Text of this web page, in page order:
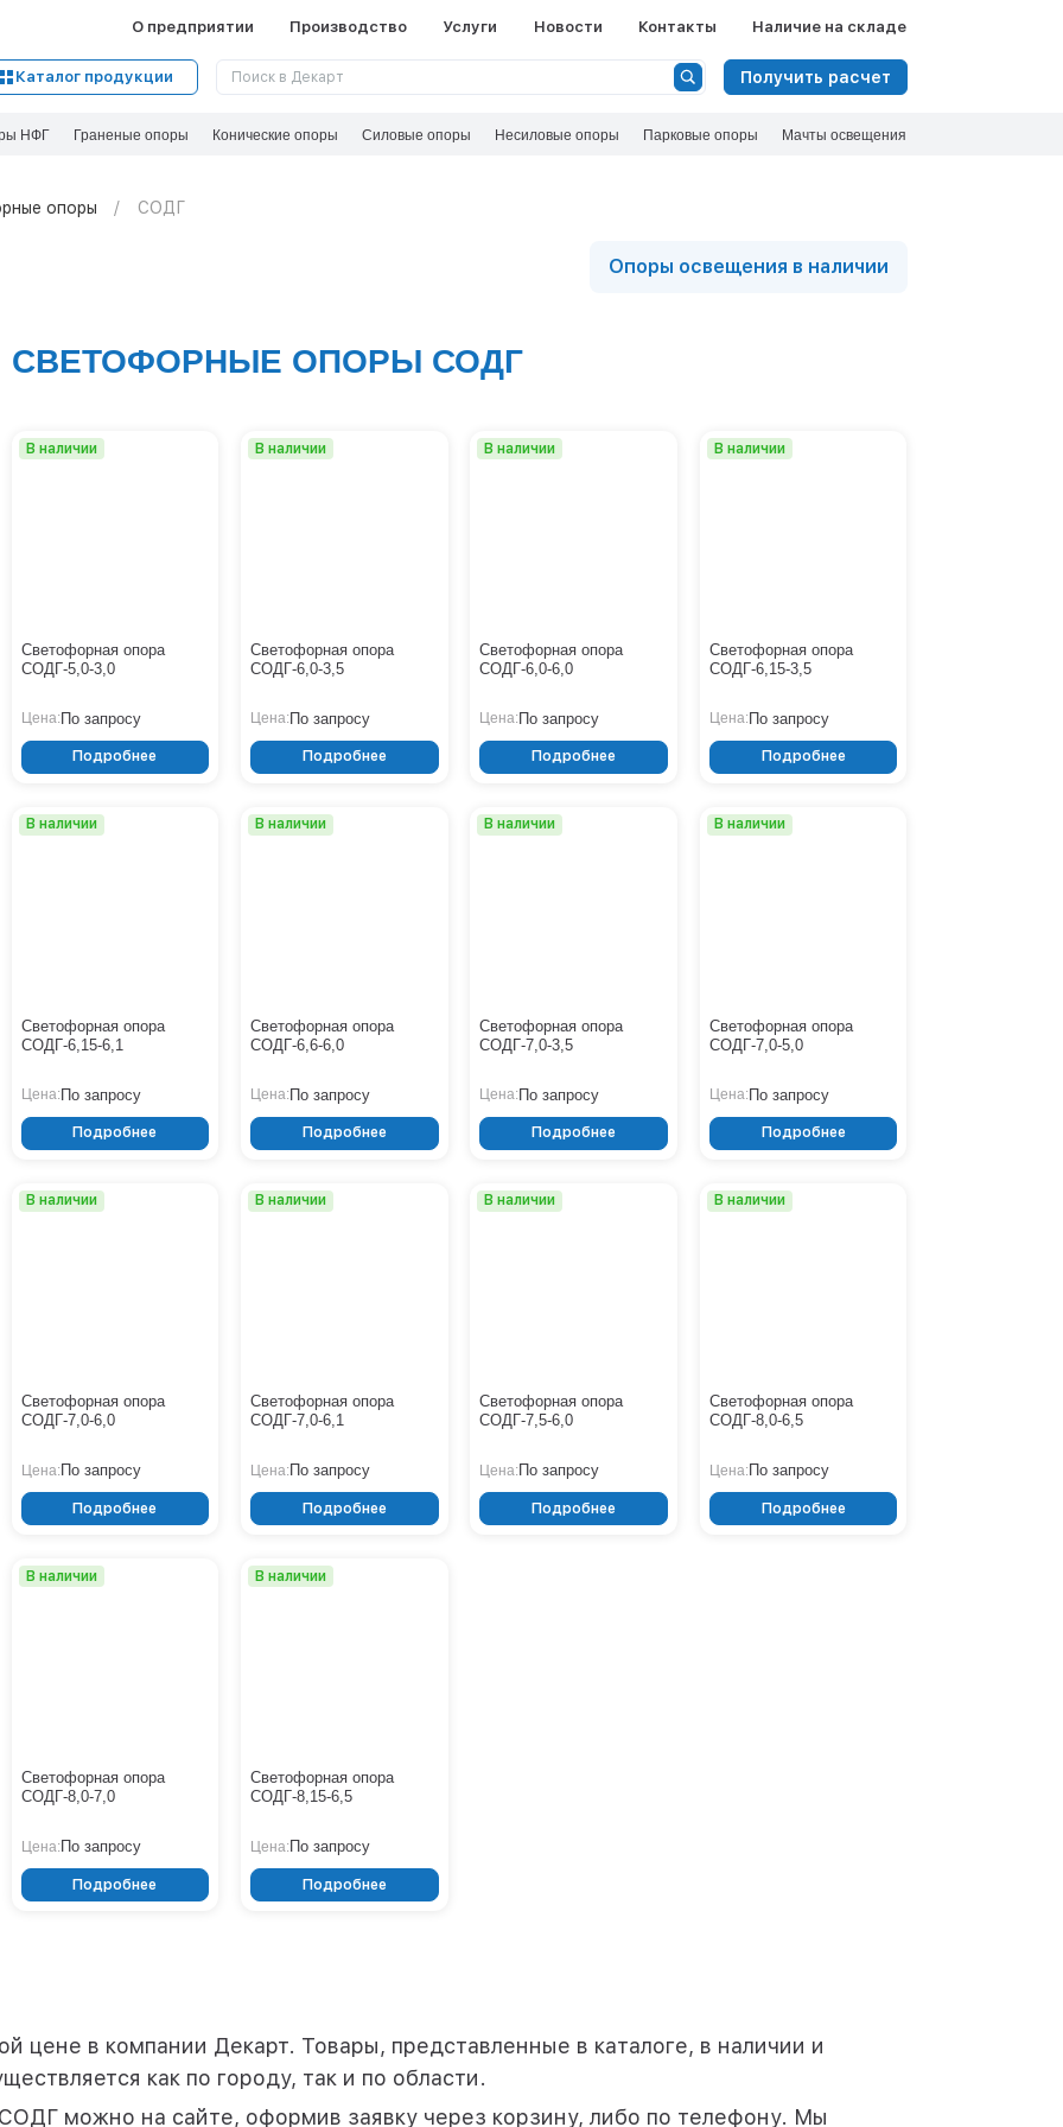
О предприятии Производство Услуги Новости Контакты Наличие на складе
Каталог продукции Получить расчет
НФГ Граненые опоры Конические опоры Силовые опоры Несиловые опоры Парковые опоры Мачты освещения
опоры СОДГ
Опоры освещения в наличии
СВЕТОФОРНЫЕ ОПОРЫ СОДГ
Сбросить
Номенклатура
ОГСГ
6,1
В наличии
Светофорная опора
СОДГ-5,0-3,0
Цена:По запросу
Подробнее
В наличии
Светофорная опора
СОДГ-6,0-3,5
Цена:По запросу
Подробнее
В наличии
Светофорная опора
СОДГ-6,0-6,0
Цена:По запросу
Подробнее
В наличии
Светофорная опора
СОДГ-6,15-3,5
Цена:По запросу
Подробнее
В наличии
Светофорная опора
СОДГ-6,15-6,1
Цена:По запросу
Подробнее
В наличии
Светофорная опора
СОДГ-6,6-6,0
Цена:По запросу
Подробнее
В наличии
Светофорная опора
СОДГ-7,0-3,5
Цена:По запросу
Подробнее
В наличии
Светофорная опора
СОДГ-7,0-5,0
Цена:По запросу
Подробнее
В наличии
Светофорная опора
СОДГ-7,0-6,0
Цена:По запросу
Подробнее
В наличии
Светофорная опора
СОДГ-7,0-6,1
Цена:По запросу
Подробнее
В наличии
Светофорная опора
СОДГ-7,5-6,0
Цена:По запросу
Подробнее
В наличии
Светофорная опора
СОДГ-8,0-6,5
Цена:По запросу
Подробнее
В наличии
Светофорная опора
СОДГ-8,0-7,0
Цена:По запросу
Подробнее
В наличии
Светофорная опора
СОДГ-8,15-6,5
Цена:По запросу
Подробнее
цене в компании Декарт. Товары, представленные в каталоге, в наличии и
как по городу, так и по области.
можно на сайте, оформив заявку через корзину, либо по телефону. Мы